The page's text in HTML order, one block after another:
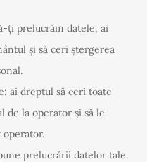
ți prelucrăm datele, ai
și să ceri ștergerea
ai dreptul să ceri toate
de la operator și să le
prelucrării datelor tale.